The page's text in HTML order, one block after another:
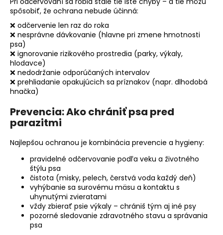
spôsobiť, že ochrana nebude účinná:
❌ odčervenie len raz do roka
❌ nesprávne dávkovanie (hlavne pri zmene hmotnosti
psa)
❌ ignorovanie rizikového prostredia (parky, výkaly,
hlodavce)
❌ nedodržanie odporúčaných intervalov
❌ prehliadanie opakujúcich sa príznakov (napr. dlhodobá
hnačka)
Prevencia: Ako chrániť psa pred
parazitmi
Najlepšou ochranou je kombinácia prevencie a hygieny:
pravidelné odčervovanie podľa veku a životného
štýlu psa
čistota (misky, pelech, čerstvá voda každý deň)
vyhýbanie sa surovému mäsu a kontaktu s
uhynutými zvieratami
vždy zbierať psie výkaly – chrániš tým aj iné psy
pozorné sledovanie zdravotného stavu a správania
psa